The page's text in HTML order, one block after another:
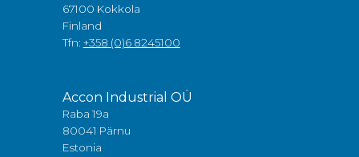
67100 Kokkola
Finland
Tfn: +358 (0)6 8245100
Accon Industrial OÜ
Raba 19a
80041 Pärnu
Estonia